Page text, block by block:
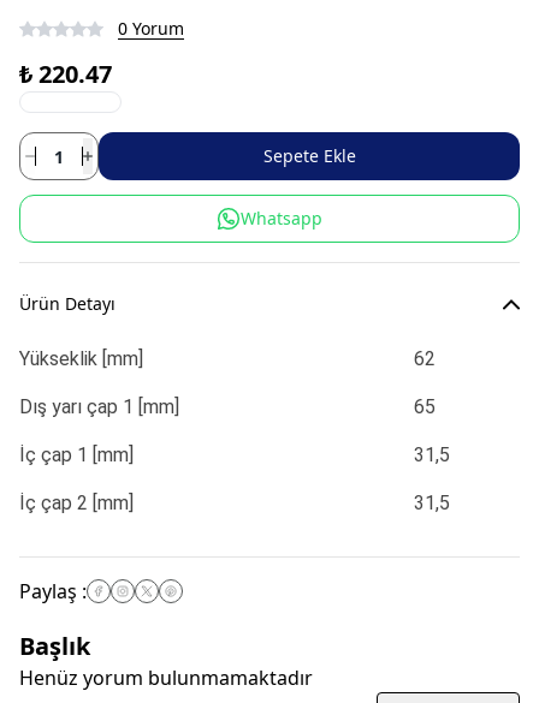
0 Yorum
₺ 220.47
Sepete Ekle
Whatsapp
Ürün Detayı
Yükseklik [mm] 62
Dış yarı çap 1 [mm] 65
İç çap 1 [mm] 31,5
İç çap 2 [mm] 31,5
Paylaş :
Başlık
Henüz yorum bulunmamaktadır